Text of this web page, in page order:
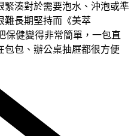
緊湊對於需要泡水、沖泡或準
難長期堅持而《美萃
保健變得非常簡單，一包直
包包、辦公桌抽屜都很方便